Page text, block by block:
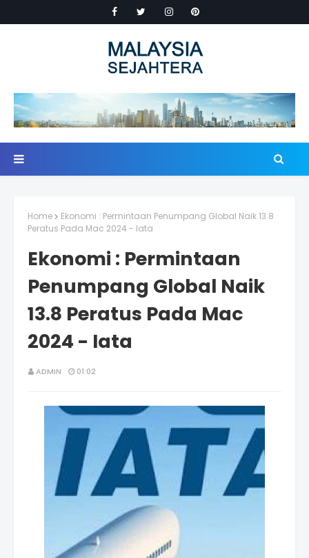
Home
Ekonomi : Permintaan Penumpang Global Naik 13.8
Peratus Pada Mac 2024 - Iata
Ekonomi : Permintaan
Penumpang Global Naik
13.8 Peratus Pada Mac
2024 - Iata
ADMIN 01:02